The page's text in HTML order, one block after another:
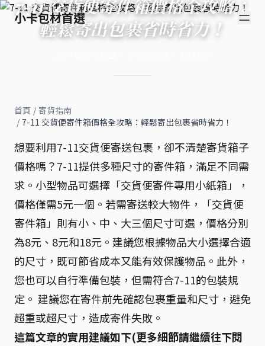
小卡包材首選
7-11 交貨便寄件箱價格全攻略：
輕鬆寄出包裹省時省力！
首頁 / 寄貨指南
/ 7-11 交貨便寄件箱價格全攻略：輕鬆寄出包裹省時省力！
想要利用7-11交貨便寄送包裹，卻不清楚寄貨箱子
價格嗎？7-11提供多種尺寸的寄件箱，滿足不同需
求。小型物品可選擇「交貨便寄件專用小紙箱」，
價格僅需5元一個。若需寄送較大物件，「交貨便
寄件箱」則有小、中、大三個尺寸可選，價格分別
為8元、8元和18元。建議您根據物品大小選擇合適
的尺寸，既可節省成本又能有效保護物品。此外，
您也可以自行準備包裝，但需符合7-11的包裝規
定。 建議您在寄件前先確認包裹重量和尺寸，避免
超重或超尺寸，造成寄件失敗。
這篇文章的實用建議如下(更多細節請繼續往下閱